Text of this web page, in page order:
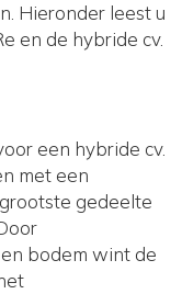
Hieronder leest u
en de hybride cv.
een hybride cv.
met een
gedeelte
bodem wint de